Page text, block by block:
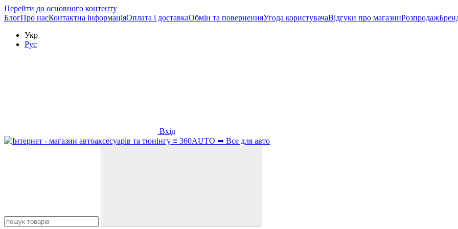
Перейти до основного контенту
БлогПро насКонтактна інформаціяОплата і доставкаОбмін та поверненняУгода користувачаВідгуки про магазинРозпродаж
Укр
Рус
Вхід